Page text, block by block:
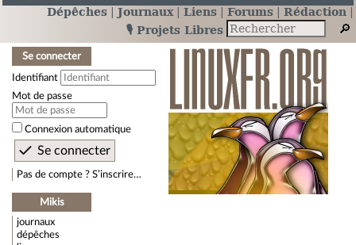
Dépêches Journaux Liens Forums
Rédaction
🎙️ Projets Libres
Se connecter
Identifiant
Mot de passe
Connexion automatique
Pas de compte ? S’inscrire…
Mikis
journaux
dépêches